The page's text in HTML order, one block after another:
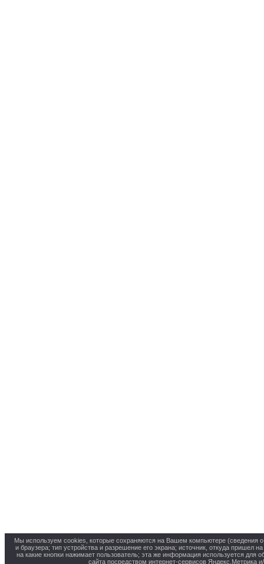
Мы используем cookies, которые сохраняются на Вашем компьютере (сведения
и браузера; тип устройства и разрешение его экрана; источник, откуда пришел
на какие кнопки нажимает пользователь; эта же информация используется для
сайта посредством интернет-сервисов Яндекс.Метрика